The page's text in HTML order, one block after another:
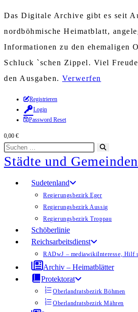
Das Digitale Archive gibt es seit
nordböhmische Heimatblatt,
Informationen zu den ehemaligen
Schluck `schen Zippel. Viel
den Ausgaben. Verwerfen
Zum
Inhalt
springen
Registrieren
Login
Password Reset
0,00 €
Diese
Website
durchsuchen
starten
Städte und
Sudetenland
Regierungsbezirk Eger
Regierungsbezirk Aussig
Regierungsbezirk Troppau
Schöberlinie
Reichsarbeitsdienst
RADwJ – mediawikiInteresse, Hilf
Archiv – Heimatblätter
Protektorat
Oberlandratsbezirk Böhmen
Oberlandratsbezirk Mähren